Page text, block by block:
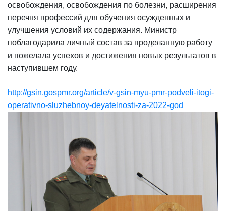
освобождения, освобождения по болезни, расширения
перечня профессий для обучения осужденных и
улучшения условий их содержания. Министр
поблагодарила личный состав за проделанную работу
и пожелала успехов и достижения новых результатов в
наступившем году.
http://gsin.gospmr.org/article/v-gsin-myu-pmr-podveli-itogi-
operativno-sluzhebnoy-deyatelnosti-za-2022-god